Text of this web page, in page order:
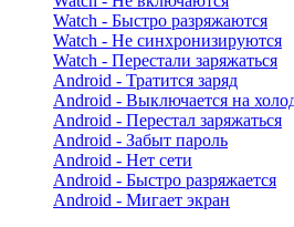
Watch - Быстро разряжаются
Watch - Не синхронизируются
Watch - Перестали заряжаться
Android - Тратится заряд
Android - Выключается на
Android - Перестал заряжаться
Android - Забыт пароль
Android - Нет сети
Android - Быстро разряжается
Android - Мигает экран